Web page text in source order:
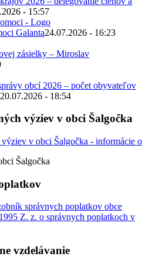
- 15:57
Galanta24.07.2026 - 16:23
zásielky – Miroslav
obcí 2026 – počet obyvateľov
20.07.2026 - 18:54
výziev v obci Šalgočka
Šalgočka
správnych poplatkov obce
Z. z. o správnych poplatkoch v
vzdelávanie